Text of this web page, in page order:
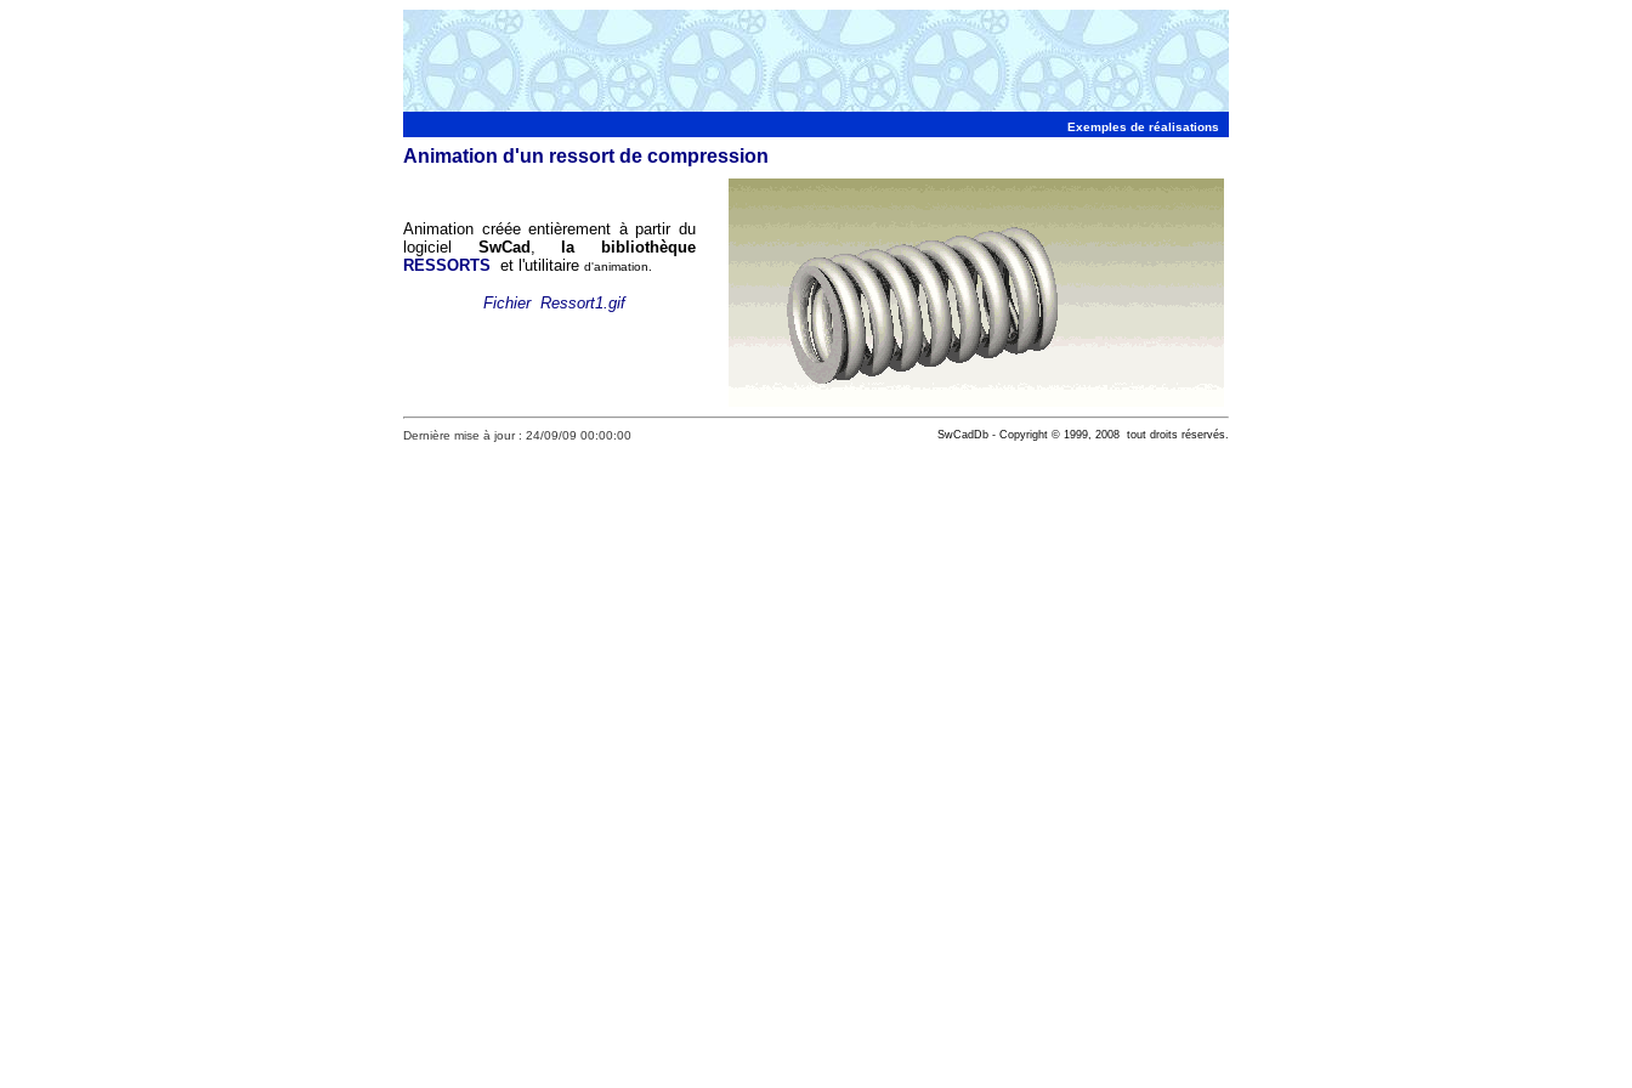
Exemples de réalisations
Animation d'un ressort de compression
Animation créée entièrement à partir du
logiciel SwCad , la bibliothèque
RESSORTS et l'utilitaire d'animation.
Fichier Ressort1.gif
Dernière mise à jour : 24/09/09 00:00:00 SwCadDb - Copyright © 1999, 2008 tout droits réservés.